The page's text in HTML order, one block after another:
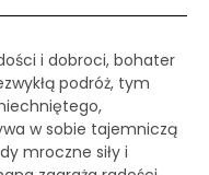
i dobroci, bohater
podróż, tym
w sobie tajemniczą
mroczne siły i